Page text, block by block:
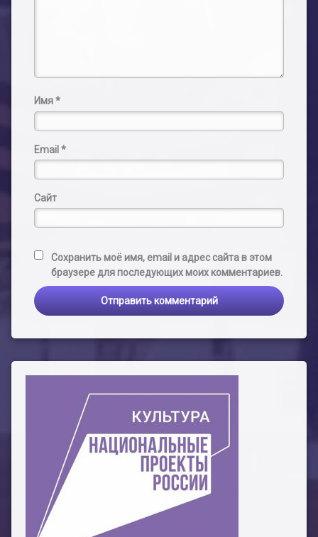
Имя*
Email*
Сайт
Сохранить моё имя, email и адрес сайта в этом
браузере для последующих моих комментариев.